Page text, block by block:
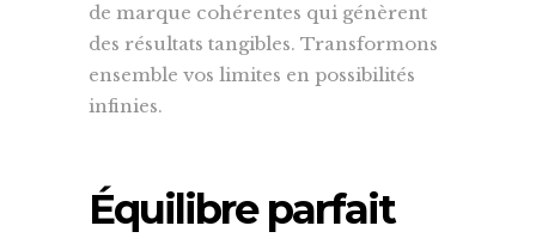
de marque cohérentes qui génèrent
des résultats tangibles. Transformons
ensemble vos limites en possibilités
infinies.
Équilibre parfait